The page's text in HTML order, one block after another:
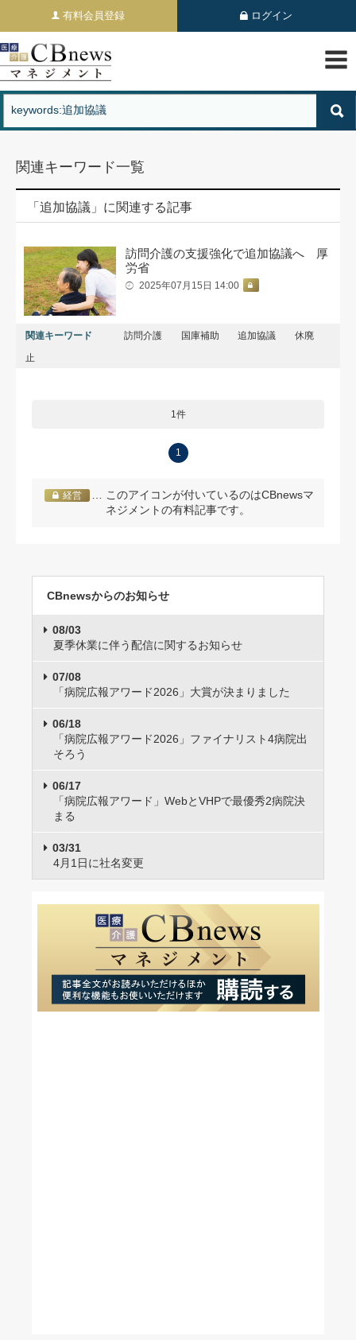
有料会員登録 ログイン
関連キーワード一覧
「追加協議」に関連する記事
訪問介護の支援強化で追加協議へ 厚
労省
2025年07月15日 14:00
関連キーワード 訪問介護 国庫補助 追加協議
休廃
止
1件
1
経営
… このアイコンが付いているのはCBnewsマ
ネジメントの有料記事です。
CBnewsからのお知らせ
08/03
夏季休業に伴う配信に関するお知らせ
07/08
「病院広報アワード2026」大賞が決まりました
06/18
「病院広報アワード2026」ファイナリスト4病院出
そろう
06/17
「病院広報アワード」WebとVHPで最優秀2病院決
まる
03/31
4月1日に社名変更